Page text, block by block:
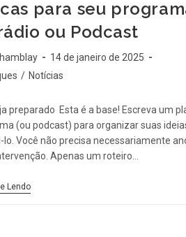
para seu
ou Podcast
14 de janeiro de 2025
/ Notícias
preparado Esta é a base! Escreva um
(ou podcast) para organizar suas
lo. Você não precisa necessariamente
Apenas um roteiro…
Lendo